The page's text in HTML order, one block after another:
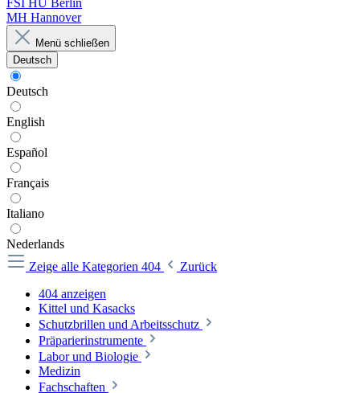
FSI HU Berlin
MH Hannover
Menü schließen
Deutsch
Deutsch
English
Español
Français
Italiano
Nederlands
Zeige alle Kategorien 404
Zurück
404 anzeigen
Kittel und Kasacks
Schutzbrillen und Arbeitsschutz
Präparierinstrumente
Labor und Biologie
Medizin
Fachschaften